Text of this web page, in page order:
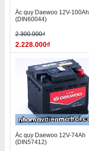
Ắc quy Daewoo 12V-100Ah
(DIN60044)
2.300.000₫
2.228.000₫
Ắc quy Daewoo 12V-74Ah
(DIN57412)